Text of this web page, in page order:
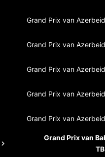
Grand Prix van
Grand Prix van
Grand Prix van
Grand Prix van
Grand Prix van
Grand Prix van
TB